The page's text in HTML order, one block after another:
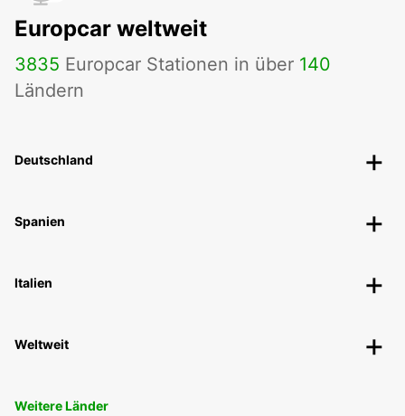
Europcar weltweit
3835 Europcar Stationen in über 140
Ländern
Deutschland
Spanien
Italien
Weltweit
Weitere Länder